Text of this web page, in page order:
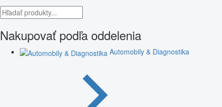
Nakupovať podľa oddelenia
Automobily & Diagnostika